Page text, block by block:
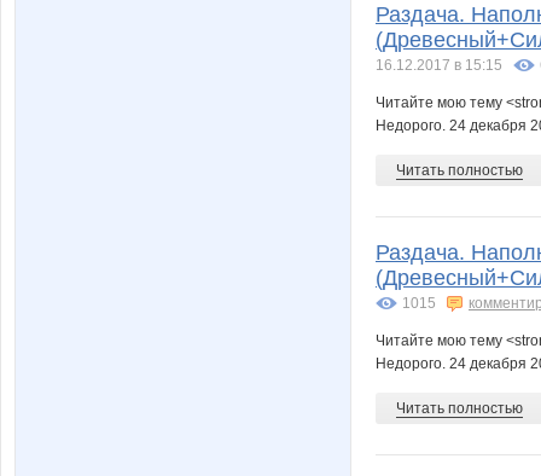
Раздача.
16.12.2017 в 15:15
Читайте мою тему
Недорого. 24 декабря
Читать полностью
Раздача.
1015
Читайте мою тему
Недорого. 24 декабря
Читать полностью